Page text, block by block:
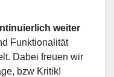
weiter
Funktionalität
Dabei freuen wir
bzw Kritik!